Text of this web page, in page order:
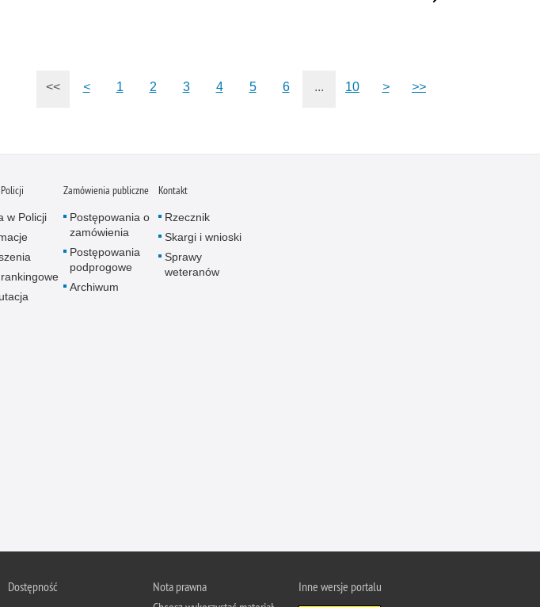
<< < 1 2 3 4 5 6 ... 10 > >>
w Policji
Zamówienia publiczne
Postępowania o
zamówienia
Postępowania
podprogowe
Archiwum
Kontakt
Rzecznik
Skargi i wnioski
Sprawy
weteranów
Dostępność
Nota prawna
Inne wersje portalu